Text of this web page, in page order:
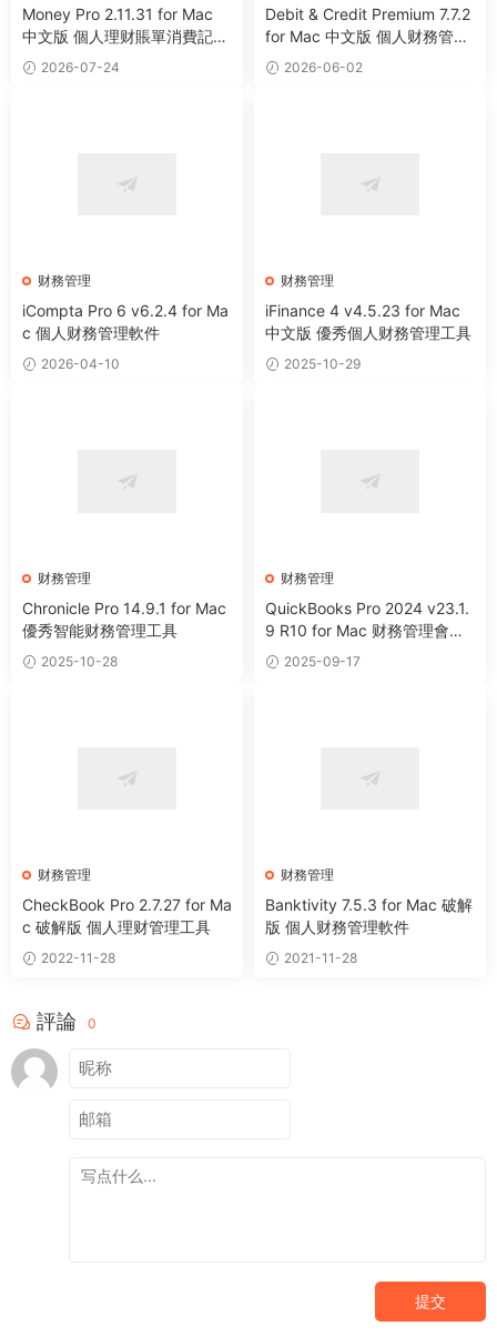
Money Pro 2.11.31 for Mac
中文版 個人理财賬單消費記賬
助手2026-07-24
Debit & Credit Premium 7.7.2
for Mac 中文版 個人财務管理
工具2026-06-02
财務管理
iCompta Pro 6 v6.2.4 for Ma
c 個人财務管理軟件
2026-04-10
财務管理
iFinance 4 v4.5.23 for Mac
中文版 優秀個人财務管理工具
2025-10-29
财務管理
Chronicle Pro 14.9.1 for Mac
優秀智能财務管理工具
2025-10-28
财務管理
QuickBooks Pro 2024 v23.1.
9 R10 for Mac 财務管理會計
記賬軟件
2025-09-17
财務管理
CheckBook Pro 2.7.27 for Ma
c 破解版 個人理财管理工具
2022-11-28
财務管理
Banktivity 7.5.3 for Mac 破解
版 個人财務管理軟件
2021-11-28
評論 0
提交